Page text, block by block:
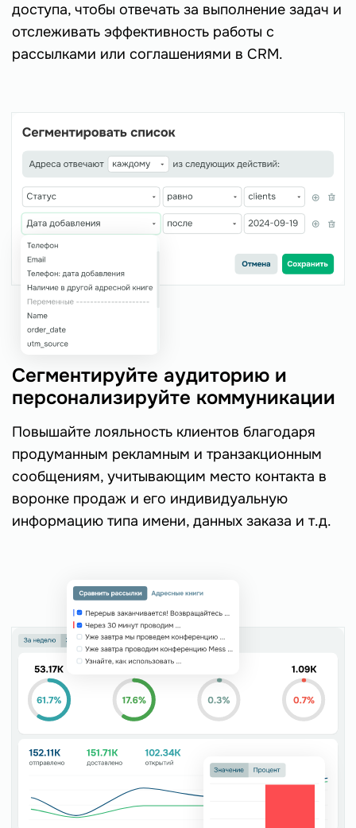
доступа, чтобы отвечать за выполнение задач и
отслеживать эффективность работы с
рассылками или соглашениями в CRM.
Сегментируйте аудиторию и
персонализируйте коммуникации
Повышайте лояльность клиентов благодаря
продуманным рекламным и транзакционным
сообщениям, учитывающим место контакта в
воронке продаж и его индивидуальную
информацию типа имени, данных заказа и т.д.